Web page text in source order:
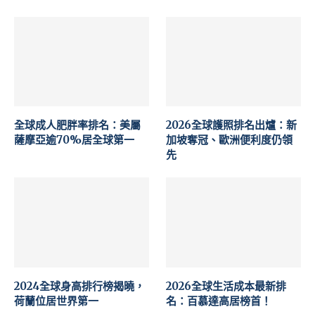
全球成人肥胖率排名：美屬
薩摩亞逾70%居全球第一
2026全球護照排名出爐：新
加坡奪冠、歐洲便利度仍領
先
2024全球身高排行榜揭曉，
荷蘭位居世界第一
2026全球生活成本最新排
名：百慕達高居榜首！